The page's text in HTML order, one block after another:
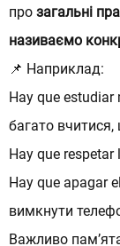
прозагальні
називаємо
📌 Наприклад:
Hay que
багато
Hay que
Hay que apagar
вимкнути
Важливо